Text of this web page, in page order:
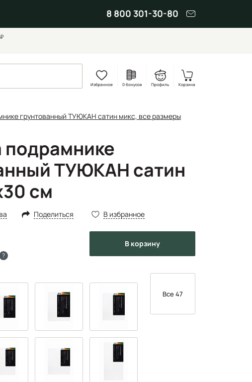
8 800 301-30-80
Избранное 0 бонусов Профиль Корзина
грунтованный ТУЮКАН сатин микс, все размеры
подрамнике
ТУЮКАН сатин
см
Поделиться В избранное
?
в корзину
Все 47